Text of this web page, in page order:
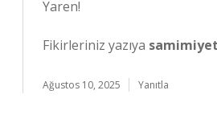
Yaren!
Fikirleriniz yazıya samimiyet
Ağustos 10, 2025 Yanıtla